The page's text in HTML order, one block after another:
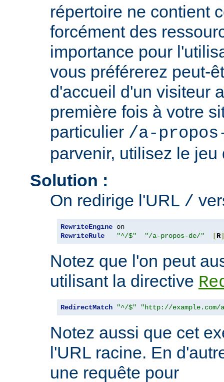
répertoire ne contient
forcément des
importance pour
vous préférerez peut-
d'accueil d'un visiteur
première fois à votre
particulier /a-
parvenir, utilisez le
Solution :
On redirige l'URL /
RewriteEngine
RewriteRule
"^/$" "/a-propos-de/" [R]
Notez que l'on peut
utilisant la directive
RedirectMatch "^/$" "http://example.com/
Notez aussi que cet
l'URL racine. En
une requête pour